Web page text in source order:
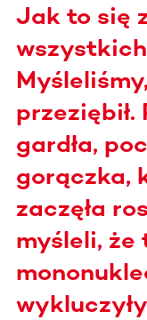
Jak to się
przeziębił.
gardła,
gorączka,
zaczęła
myśleli, że